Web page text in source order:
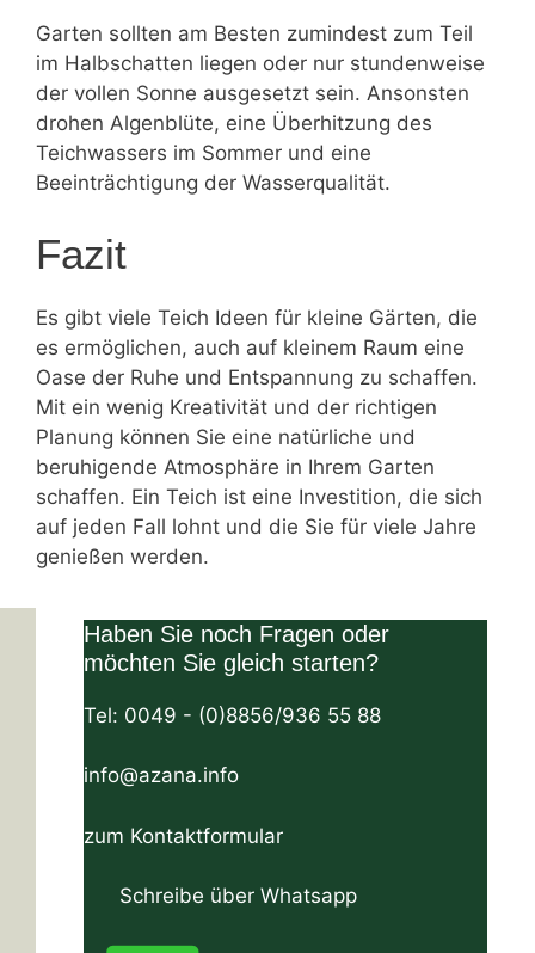
Garten sollten am Besten zumindest zum Teil
im Halbschatten liegen oder nur stundenweise
der vollen Sonne ausgesetzt sein. Ansonsten
drohen Algenblüte, eine Überhitzung des
Teichwassers im Sommer und eine
Beeinträchtigung der Wasserqualität.
Fazit
Es gibt viele Teich Ideen für kleine Gärten, die
es ermöglichen, auch auf kleinem Raum eine
Oase der Ruhe und Entspannung zu schaffen.
Mit ein wenig Kreativität und der richtigen
Planung können Sie eine natürliche und
beruhigende Atmosphäre in Ihrem Garten
schaffen. Ein Teich ist eine Investition, die sich
auf jeden Fall lohnt und die Sie für viele Jahre
genießen werden.
Haben Sie noch Fragen oder
möchten Sie gleich starten?
Tel: 0049 - (0)8856/936 55 88
info@azana.info
zum Kontaktformular
Schreibe über Whatsapp